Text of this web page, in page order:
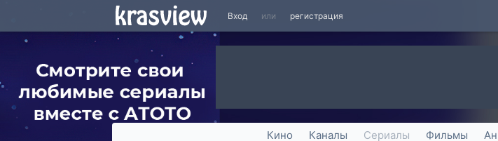
Вход или регистрация
Кино Каналы Сериалы Фильмы